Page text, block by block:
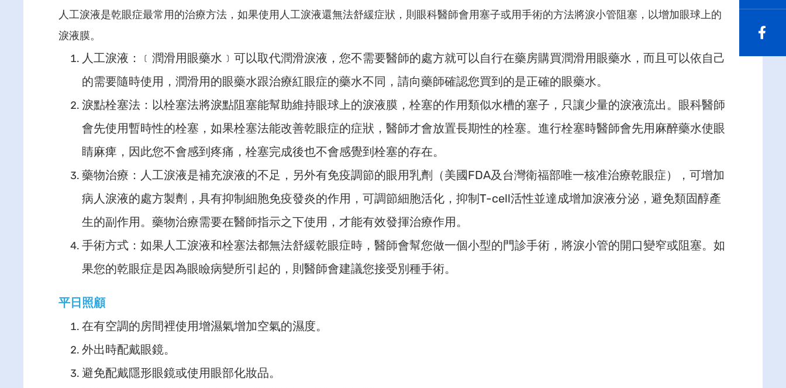
人工淚液是乾眼症最常用的治療方法，如果使用人工淚液還無法舒緩症狀，則眼科醫師會用塞子或用手術的方法將淚小管阻塞，以增加眼球上的
淚液膜。
人工淚液：﹝潤滑用眼藥水﹞可以取代潤滑淚液，您不需要醫師的處方就可以自行在藥房購買潤滑用眼藥水，而且可以依自己
的需要隨時使用，潤滑用的眼藥水跟治療紅眼症的藥水不同，請向藥師確認您買到的是正確的眼藥水。
淚點栓塞法：以栓塞法將淚點阻塞能幫助維持眼球上的淚液膜，栓塞的作用類似水槽的塞子，只讓少量的淚液流出。眼科醫師
會先使用暫時性的栓塞，如果栓塞法能改善乾眼症的症狀，醫師才會放置長期性的栓塞。進行栓塞時醫師會先用麻醉藥水使眼
睛麻痺，因此您不會感到疼痛，栓塞完成後也不會感覺到栓塞的存在。
藥物治療：人工淚液是補充淚液的不足，另外有免疫調節的眼用乳劑（美國FDA及台灣衛福部唯一核准治療乾眼症），可增加
病人淚液的處方製劑，具有抑制細胞免疫發炎的作用，可調節細胞活化，抑制T-cell活性並達成增加淚液分泌，避免類固醇產
生的副作用。藥物治療需要在醫師指示之下使用，才能有效發揮治療作用。
手術方式：如果人工淚液和栓塞法都無法舒緩乾眼症時，醫師會幫您做一個小型的門診手術，將淚小管的開口變窄或阻塞。如
果您的乾眼症是因為眼瞼病變所引起的，則醫師會建議您接受別種手術。
平日照顧
在有空調的房間裡使用增濕氣增加空氣的濕度。
外出時配戴眼鏡。
避免配戴隱形眼鏡或使用眼部化妝品。